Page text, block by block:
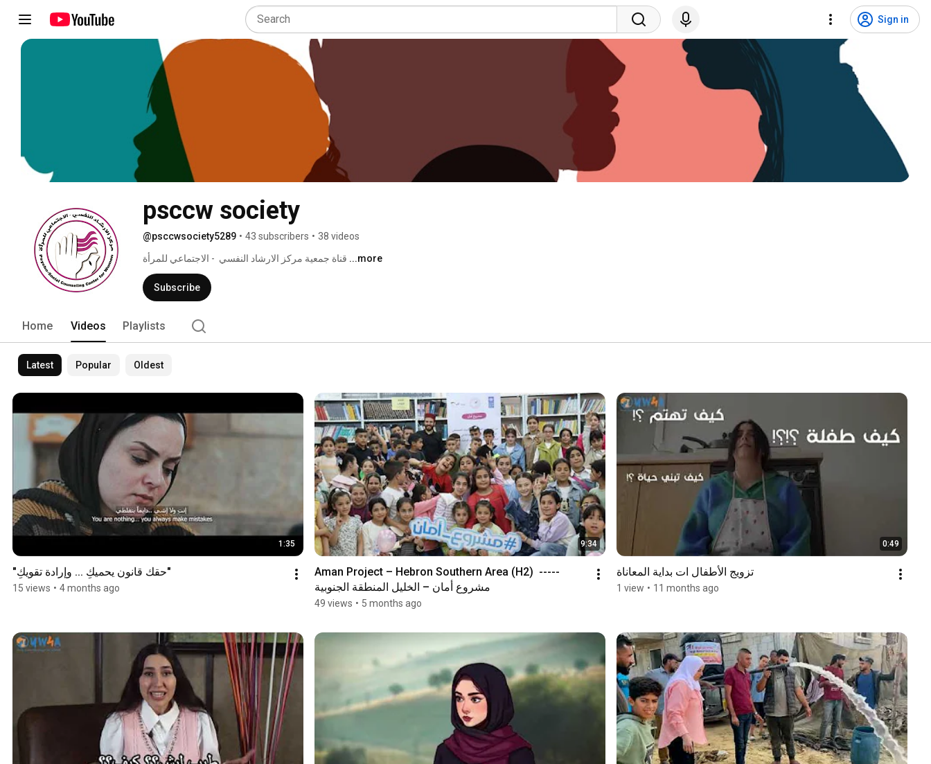
Sign in
psccw society
@psccwsociety5289 • 43 subscribers • 38 videos
...more
Subscribe
Home Videos Playlists
Latest Popular Oldest
1:35
"حقك قانون يحميكِ ... وإرادة تقويكِ"
15 views • 4 months ago
9:34
Aman Project – Hebron Southern Area (H2)  -----
مشروع أمان – الخليل المنطقة الجنوبية
49 views • 5 months ago
0:49
تزويج الأطفال ات بداية المعاناة
1 view • 11 months ago